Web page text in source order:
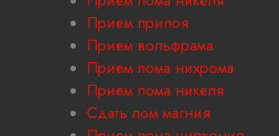
Прием припоя
Прием вольфрама
Прием лома нихрома
Прием лома никеля
Сдать лом магния